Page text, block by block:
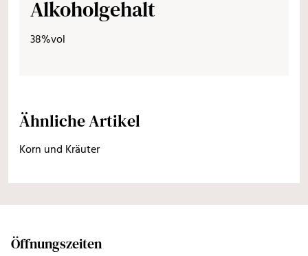
Alkoholgehalt
38%vol
Ähnliche Artikel
Korn und Kräuter
Öffnungszeiten